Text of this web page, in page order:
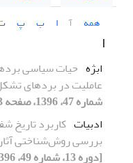
همه آ ا ب پ
ا
ابژه حیات سیاسی
عاملیت در بردهای
شماره 47، 1396، صفحه 123-152]
ادبیات کاربرد تاریخ
بررسی روش‌شناختی آثار
[دوره 13، شماره 49، 1396، صفحه 49-78]